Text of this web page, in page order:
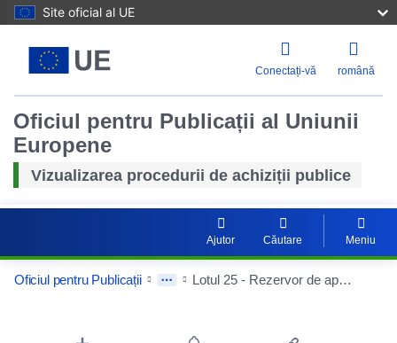
Site oficial al UE
Conectați-vă română
Oficiul pentru Publicații al Uniunii
Europene
Vizualizarea procedurii de achiziții publice
Ajutor Căutare Meniu
Oficiul pentru Publicații Lotul 25 - Rezervor de apă pentru stingerea incendiilor 200 m3, școală elementară Niedercunnersdorf
Procurement Detail Actions Portlet